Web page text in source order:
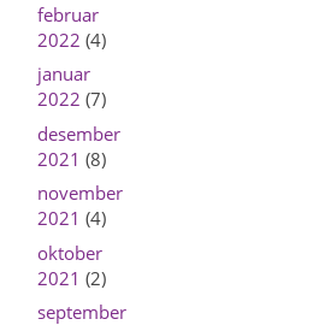
februar
2022 (4)
januar
2022 (7)
desember
2021 (8)
november
2021 (4)
oktober
2021 (2)
september